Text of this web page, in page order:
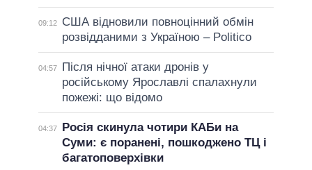
09:12
США відновили повноцінний обмін
розвідданими з Україною – Politico
04:57
Після нічної атаки дронів у
російському Ярославлі спалахнули
пожежі: що відомо
04:37
Росія скинула чотири КАБи на
Суми: є поранені, пошкоджено ТЦ і
багатоповерхівки